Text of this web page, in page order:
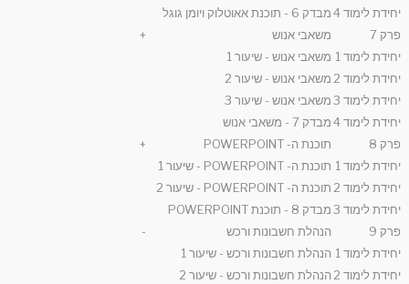
יחידת לימוד 4
מבדק 6 - תוכנת אאוטלוק ויומן גוגל
פרק 7
משאבי אנוש
+
יחידת לימוד 1
משאבי אנוש - שיעור 1
יחידת לימוד 2
משאבי אנוש - שיעור 2
יחידת לימוד 3
משאבי אנוש - שיעור 3
יחידת לימוד 4
מבדק 7 - משאבי אנוש
פרק 8
תוכנת ה- POWERPOINT
+
יחידת לימוד 1
תוכנת ה- POWERPOINT - שיעור 1
יחידת לימוד 2
תוכנת ה- POWERPOINT - שיעור 2
יחידת לימוד 3
מבדק 8 - תוכנת POWERPOINT
פרק 9
הנהלת חשבונות ורכש
-
יחידת לימוד 1
הנהלת חשבונות ורכש - שיעור 1
יחידת לימוד 2
הנהלת חשבונות ורכש - שיעור 2